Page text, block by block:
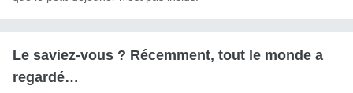
Le saviez-vous ? Récemment, tout le monde a
regardé…